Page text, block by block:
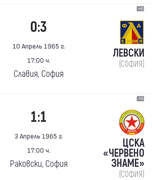
0:3
10 Апрель 1965 г.
17:00 ч.
Славия, София
ЛЕВСКИ
(СОФИЯ)
1:1
3 Апрель 1965 г.
17:00 ч.
Раковски, София
ЦСКА
«ЧЕРВЕНО
ЗНАМЕ»
(СОФИЯ)